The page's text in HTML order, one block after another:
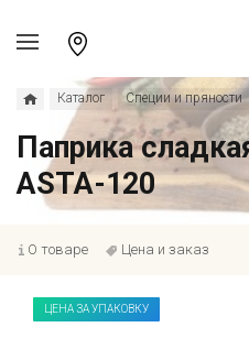
Каталог Специи и пряности
Паприка
ASTA-120
О товаре Цена и заказ
ЦЕНА ЗА УПАКОВКУ